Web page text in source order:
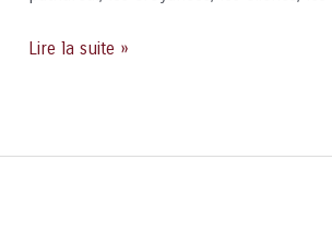
La
Lire la suite »